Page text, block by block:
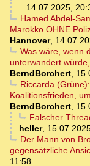
14.07.2025,
Hamed Abdel-
Marokko OHNE
Hannover,
Was wäre, wenn
unterwandert
BerndBorchert,
Riccarda
Koalitionsfrieden,
BerndBorchert,
Falscher
heller,
Der Mann von
gegensätzliche
11:58